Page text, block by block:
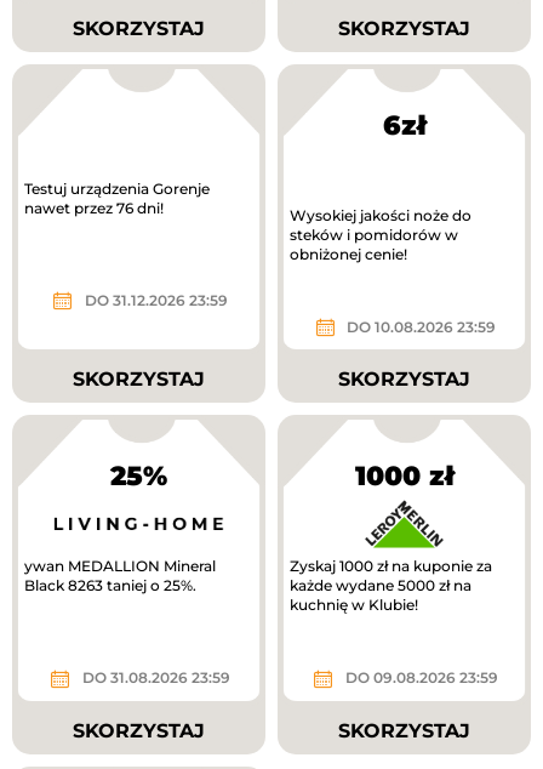
SKORZYSTAJ SKORZYSTAJ
Testuj urządzenia Gorenje
nawet przez 76 dni!
DO 31.12.2026 23:59
SKORZYSTAJ
6zł
Wysokiej jakości noże do
steków i pomidorów w
obniżonej cenie!
DO 10.08.2026 23:59
SKORZYSTAJ
25%
ywan MEDALLION Mineral
Black 8263 taniej o 25%.
DO 31.08.2026 23:59
SKORZYSTAJ
1000 zł
Zyskaj 1000 zł na kuponie za
każde wydane 5000 zł na
kuchnię w Klubie!
DO 09.08.2026 23:59
SKORZYSTAJ